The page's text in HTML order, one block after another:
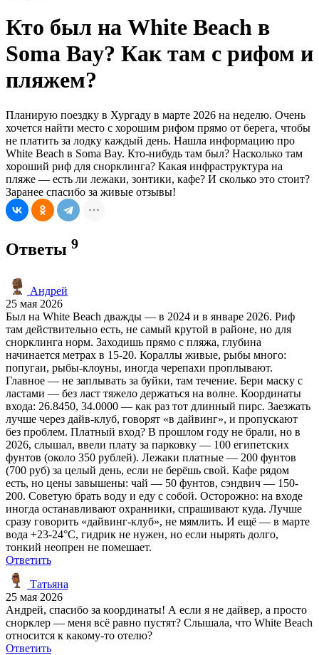
Кто был на White Beach в
Soma Bay? Как там с рифом и
пляжем?
Планирую поездку в Хургаду в марте 2026 на неделю. Очень
хочется найти место с хорошим рифом прямо от берега, чтобы
не платить за лодку каждый день. Нашла информацию про
White Beach в Soma Bay. Кто-нибудь там был? Насколько там
хороший риф для снорклинга? Какая инфраструктура на
пляже — есть ли лежаки, зонтики, кафе? И сколько это стоит?
Заранее спасибо за живые отзывы!
Ответы 9
Андрей
25 мая 2026
Был на White Beach дважды — в 2024 и в январе 2026. Риф
там действительно есть, не самый крутой в районе, но для
снорклинга норм. Заходишь прямо с пляжа, глубина
начинается метрах в 15-20. Кораллы живые, рыбы много:
попугаи, рыбы-клоуны, иногда черепахи проплывают.
Главное — не заплывать за буйки, там течение. Бери маску с
ластами — без ласт тяжело держаться на волне. Координаты
входа: 26.8450, 34.0000 — как раз тот длинный пирс. Заезжать
лучше через дайв-клуб, говорят «в дайвинг», и пропускают
без проблем. Платный вход? В прошлом году не брали, но в
2026, слышал, ввели плату за парковку — 100 египетских
фунтов (около 350 рублей). Лежаки платные — 200 фунтов
(700 руб) за целый день, если не берёшь свой. Кафе рядом
есть, но цены завышены: чай — 50 фунтов, сэндвич — 150-
200. Советую брать воду и еду с собой. Осторожно: на входе
иногда останавливают охранники, спрашивают куда. Лучше
сразу говорить «дайвинг-клуб», не мямлить. И ещё — в марте
вода +23-24°C, гидрик не нужен, но если нырять долго,
тонкий неопрен не помешает.
Ответить
Татьяна
25 мая 2026
Андрей, спасибо за координаты! А если я не дайвер, а просто
снорклер — меня всё равно пустят? Слышала, что White Beach
относится к какому-то отелю?
Ответить